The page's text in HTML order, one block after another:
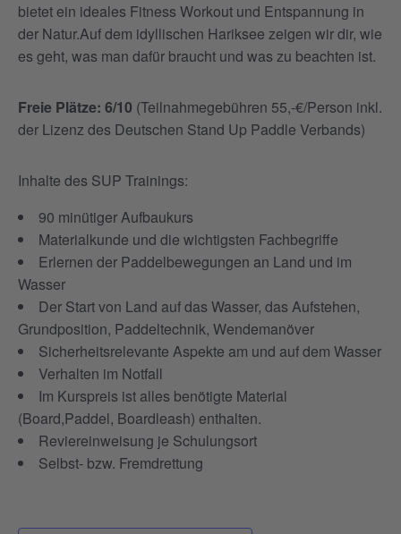
bietet ein ideales Fitness Workout und Entspannung in
der Natur.Auf dem idyllischen Hariksee zeigen wir dir, wie
es geht, was man dafür braucht und was zu beachten ist.
Freie Plätze: 6/10 (Teilnahmegebühren 55,-€/Person inkl.
der Lizenz des Deutschen Stand Up Paddle Verbands)
Inhalte des SUP Trainings:
90 minütiger Aufbaukurs
Materialkunde und die wichtigsten Fachbegriffe
Erlernen der Paddelbewegungen an Land und im
Wasser
Der Start von Land auf das Wasser, das Aufstehen,
Grundposition, Paddeltechnik, Wendemanöver
Sicherheitsrelevante Aspekte am und auf dem Wasser
Verhalten im Notfall
Im Kurspreis ist alles benötigte Material
(Board,Paddel, Boardleash) enthalten.
Reviereinweisung je Schulungsort
Selbst- bzw. Fremdrettung